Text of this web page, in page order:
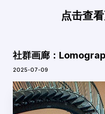
点击查
社群画廊：
2025-07-09